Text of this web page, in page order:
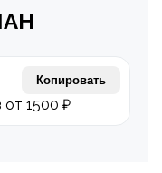
Копировать
от 1500 ₽